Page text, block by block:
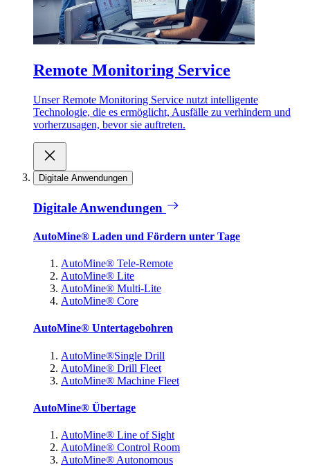
Remote Monitoring Service
Unser Remote Monitoring Service nutzt intelligente
Technologie, die es ermöglicht, Ausfälle zu verhindern und
vorherzusagen, bevor sie auftreten.
Digitale Anwendungen
Digitale Anwendungen
AutoMine® Laden und Fördern unter Tage
AutoMine® Tele-Remote
AutoMine® Lite
AutoMine® Multi-Lite
AutoMine® Core
AutoMine® Untertagebohren
AutoMine®Single Drill
AutoMine® Drill Fleet
AutoMine® Machine Fleet
AutoMine® Übertage
AutoMine® Line of Sight
AutoMine® Control Room
AutoMine® Autonomous